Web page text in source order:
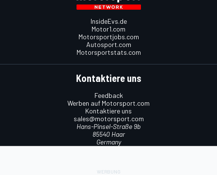
InsideEvs.de
Motor1.com
Motorsportjobs.com
Autosport.com
Motorsportstats.com
Kontaktiere uns
Feedback
Werben auf Motorsport.com
Kontaktiere uns
sales@motorsport.com
Hans-Pinsel-Straße 9b
85540 Haar
Germany